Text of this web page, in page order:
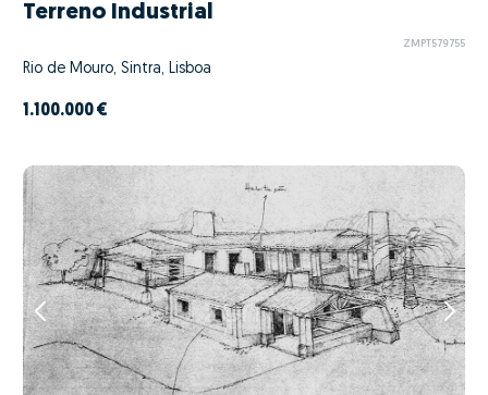
Terreno Industrial
ZMPT579755
Rio de Mouro, Sintra, Lisboa
1.100.000 €